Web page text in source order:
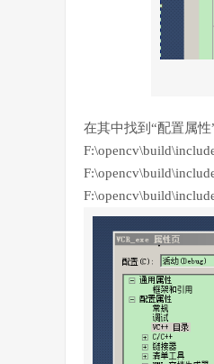
在其中找到“配置属性